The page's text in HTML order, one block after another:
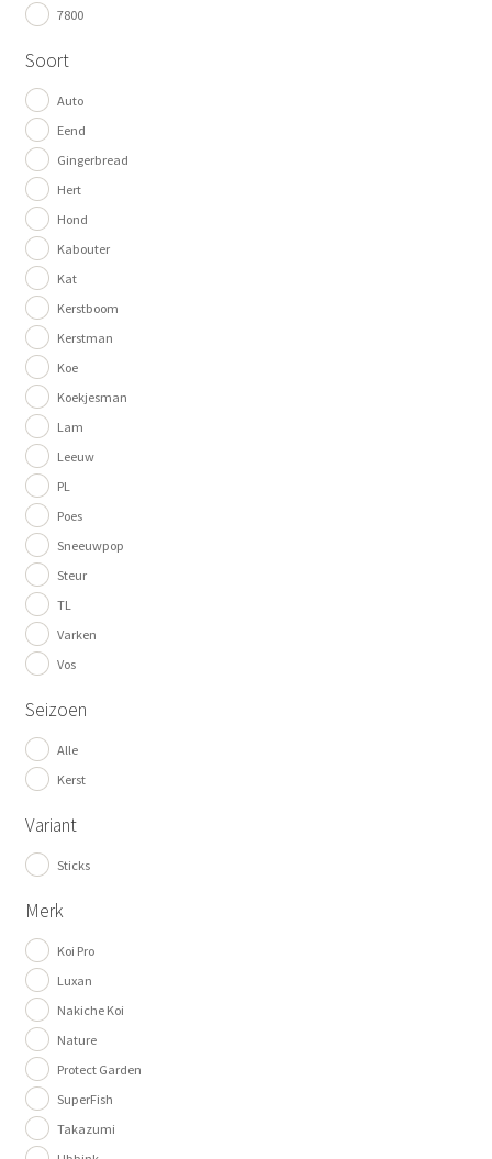
7800
Soort
Auto
Eend
Gingerbread
Hert
Hond
Kabouter
Kat
Kerstboom
Kerstman
Koe
Koekjesman
Lam
Leeuw
PL
Poes
Sneeuwpop
Steur
TL
Varken
Vos
Seizoen
Alle
Kerst
Variant
Sticks
Merk
Koi Pro
Luxan
Nakiche Koi
Nature
Protect Garden
SuperFish
Takazumi